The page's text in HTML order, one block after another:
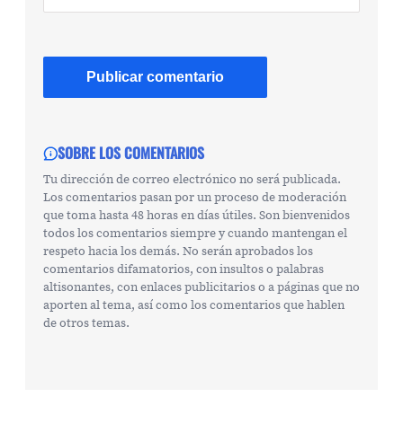
SOBRE LOS COMENTARIOS
Tu dirección de correo electrónico no será publicada.
Los comentarios pasan por un proceso de moderación
que toma hasta 48 horas en días útiles. Son bienvenidos
todos los comentarios siempre y cuando mantengan el
respeto hacia los demás. No serán aprobados los
comentarios difamatorios, con insultos o palabras
altisonantes, con enlaces publicitarios o a páginas que no
aporten al tema, así como los comentarios que hablen
de otros temas.